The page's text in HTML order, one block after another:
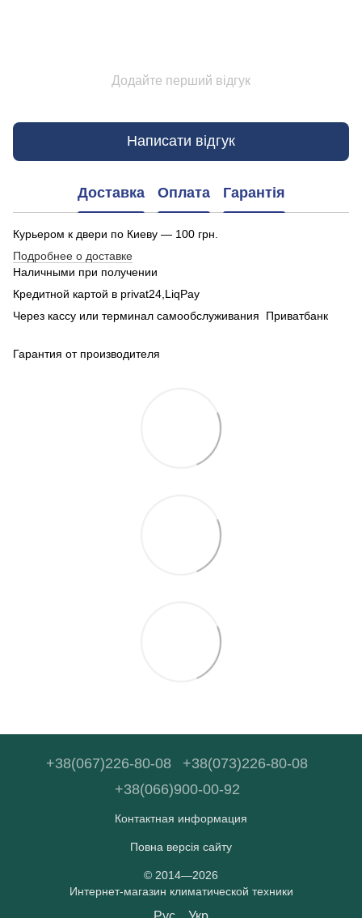
Додайте перший відгук
Написати відгук
Доставка Оплата Гарантія
Курьером к двери по Киеву — 100 грн.
Подробнее о доставке
Наличными при получении
Кредитной картой в privat24,LiqPay
Через кассу или терминал самообслуживания Приватбанк
Гарантия от производителя
+38(067)226-80-08
+38(073)226-80-08
+38(066)900-00-92
Контактная информация
Повна версія сайту
© 2014—2026
Интернет-магазин климатической техники